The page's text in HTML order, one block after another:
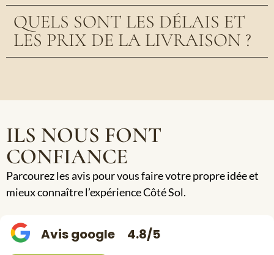
QUELS SONT LES DÉLAIS ET
LES PRIX DE LA LIVRAISON ?
ILS NOUS FONT
CONFIANCE
Parcourez les avis pour vous faire votre propre idée et
mieux connaître l’expérience Côté Sol.
Avis google 4.8/5